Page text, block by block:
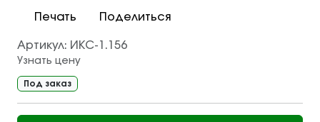
Печать Поделиться
Артикул: ИКС-1.156
Узнать цену
Под заказ